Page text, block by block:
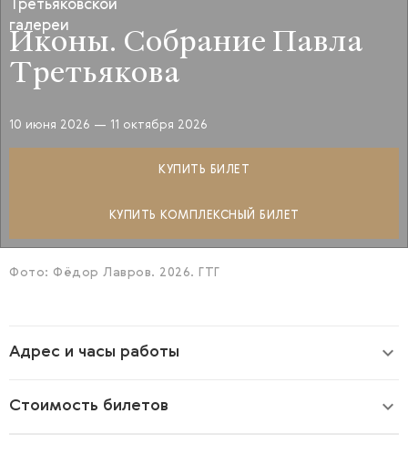
Иконы. Собрание Павла
Третьякова
10 июня 2026 — 11 октября 2026
КУПИТЬ БИЛЕТ
КУПИТЬ КОМПЛЕКСНЫЙ БИЛЕТ
Фото: Фёдор Лавров. 2026. ГТГ
Адрес и часы работы
Стоимость билетов